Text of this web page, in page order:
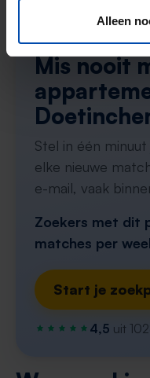
Alleen
Mis nooit
Stel in één
elke nieuwe
e-mail, vaak
Zoekers met dit
matches per
Start je
4,5 uit